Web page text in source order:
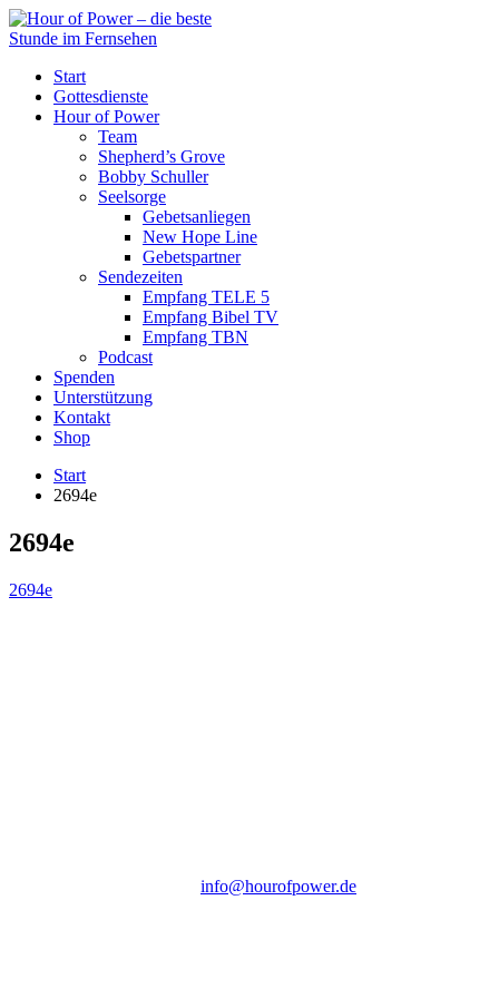
Start
Gottesdienste
Hour of Power
Team
Shepherd’s Grove
Bobby Schuller
Seelsorge
Gebetsanliegen
New Hope Line
Gebetspartner
Sendezeiten
Empfang TELE 5
Empfang Bibel TV
Empfang TBN
Podcast
Spenden
Unterstützung
Kontakt
Shop
Start
2694e
2694e
2694e
info@hourofpower.de